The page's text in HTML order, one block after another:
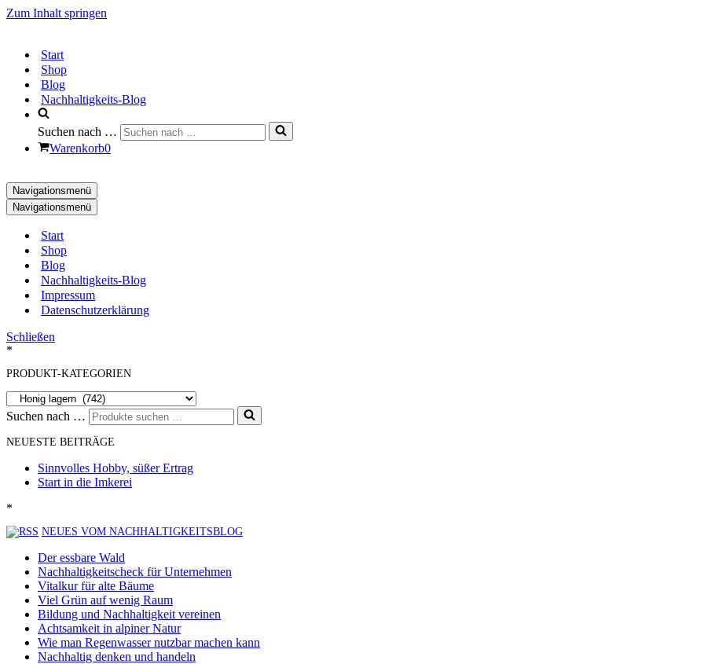
Zum Inhalt springen
Start
Shop
Blog
Nachhaltigkeits-Blog
Suchen nach …
Warenkorb0
Navigationsmenü
Navigationsmenü
Start
Shop
Blog
Nachhaltigkeits-Blog
Impressum
Datenschutzerklärung
Schließen
*
PRODUKT-KATEGORIEN
Suchen nach …
NEUESTE BEITRÄGE
Sinnvolles Hobby, süßer Ertrag
Start in die Imkerei
*
NEUES VOM NACHHALTIGKEITSBLOG
Der essbare Wald
Nachhaltigkeitscheck für Unternehmen
Vitalkur für alte Bäume
Viel Grün auf wenig Raum
Bildung und Nachhaltigkeit vereinen
Achtsamkeit in alpiner Natur
Wie man Regenwasser nutzbar machen kann
Nachhaltig denken und handeln